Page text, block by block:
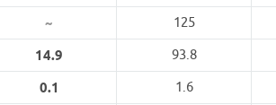
~ 125
14.9 93.8
0.1 1.6